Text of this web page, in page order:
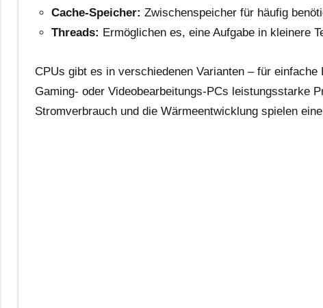
Cache-Speicher: Zwischenspeicher für häufig
Threads: Ermöglichen es, eine Aufgabe in kleinere
CPUs gibt es in verschiedenen Varianten – für
Gaming- oder Videobearbeitungs-PCs leistungsstarke
Stromverbrauch und die Wärmeentwicklung spielen